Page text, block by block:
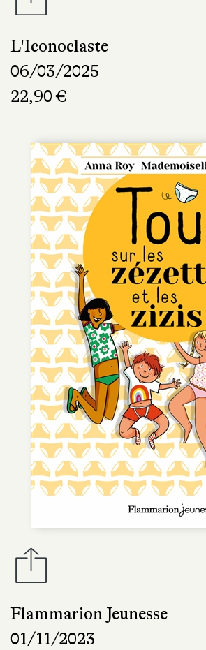
L'Iconoclaste
06/03/2025
22,90 €
Flammarion Jeunesse
01/11/2023